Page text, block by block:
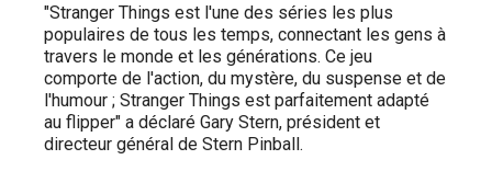
"Stranger Things est l'une des séries les plus
populaires de tous les temps, connectant les gens à
travers le monde et les générations. Ce jeu
comporte de l'action, du mystère, du suspense et de
l'humour ; Stranger Things est parfaitement adapté
au flipper" a déclaré Gary Stern, président et
directeur général de Stern Pinball.